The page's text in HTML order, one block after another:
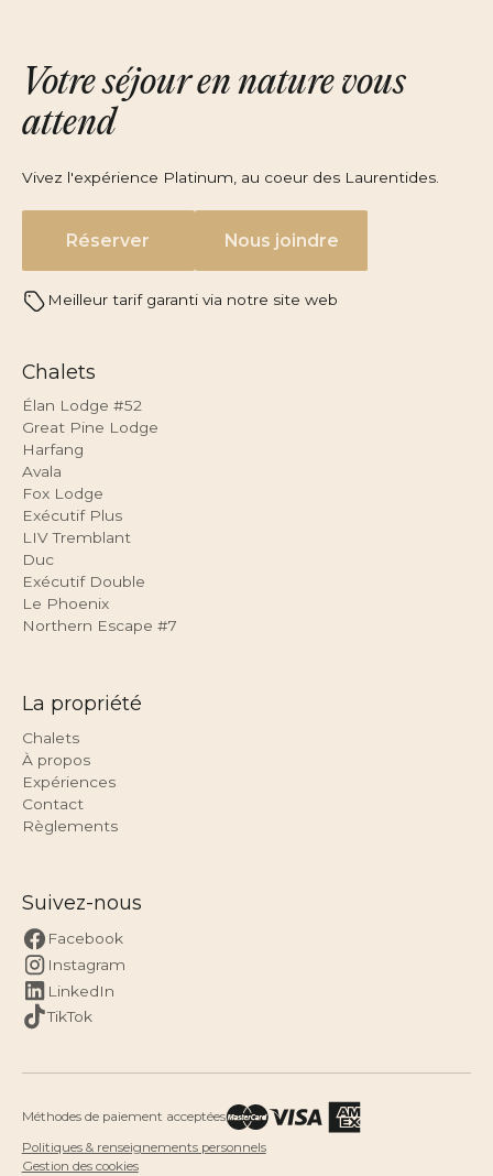
Votre séjour en nature vous
attend
Vivez l'expérience Platinum, au coeur des Laurentides.
Réserver Nous joindre
Meilleur tarif garanti via notre site web
Chalets
Élan Lodge #52
Great Pine Lodge
Harfang
Avala
Fox Lodge
Exécutif Plus
LIV Tremblant
Duc
Exécutif Double
Le Phoenix
Northern Escape #7
La propriété
Chalets
À propos
Expériences
Contact
Règlements
Suivez-nous
Facebook
Instagram
LinkedIn
TikTok
Méthodes de paiement acceptées
Politiques & renseignements personnels
Gestion des cookies